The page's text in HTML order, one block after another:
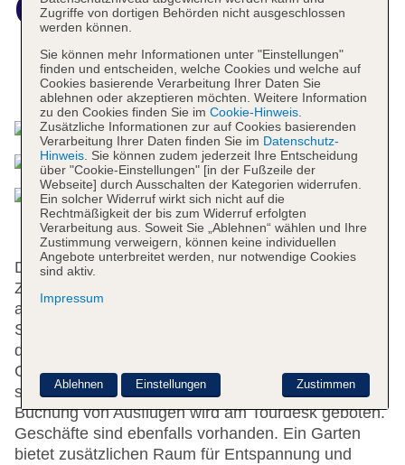
Govino Bay
Das bietet Ihre Unterkunft
Die Anlage mit einem Aufzug verfügt über 60
Zimmer. Englisch- und deutschsprachiges Personal
an der Rezeption im Empfangsbereich steht zur
Seite beim Ein- und Auschecken. Die Einrichtung
der Unterbringung umfasst eine
Gepäckaufbewahrung und einen Safe. Im Resort
steht WLAN zur Verfügung. Hilfestellung bei der
Buchung von Ausflügen wird am Tourdesk geboten.
Geschäfte sind ebenfalls vorhanden. Ein Garten
bietet zusätzlichen Raum für Entspannung und
Zugriffe von dortigen Behörden nicht ausgeschlossen
werden können.
Sie können mehr Informationen unter "Einstellungen"
finden und entscheiden, welche Cookies und welche auf
Cookies basierende Verarbeitung Ihrer Daten Sie
ablehnen oder akzeptieren möchten. Weitere Information
zu den Cookies finden Sie im Cookie-Hinweis.
Zusätzliche Informationen zur auf Cookies basierenden
Verarbeitung Ihrer Daten finden Sie im Datenschutz-
Hinweis. Sie können zudem jederzeit Ihre Entscheidung
über "Cookie-Einstellungen" [in der Fußzeile der
Webseite] durch Ausschalten der Kategorien widerrufen.
Ein solcher Widerruf wirkt sich nicht auf die
Rechtmäßigkeit der bis zum Widerruf erfolgten
Verarbeitung aus. Soweit Sie „Ablehnen“ wählen und Ihre
Zustimmung verweigern, können keine individuellen
Angebote unterbreitet werden, nur notwendige Cookies
sind aktiv.
Impressum
Zustimmen
Ablehnen Einstellungen